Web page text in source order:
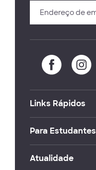
Links Rápidos
Para Estudantes
Atualidade